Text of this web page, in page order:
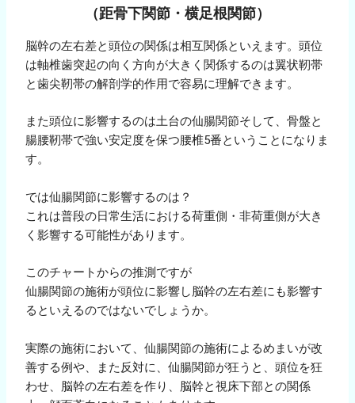
（距骨下関節・横足根関節）
脳幹の左右差と頭位の関係は相互関係といえます。頭位
は軸椎歯突起の向く方向が大きく関係するのは翼状靭帯
と歯尖靭帯の解剖学的作用で容易に理解できます。
また頭位に影響するのは土台の仙腸関節そして、骨盤と
腸腰靭帯で強い安定度を保つ腰椎5番ということになりま
す。
では仙腸関節に影響するのは？
これは普段の日常生活における荷重側・非荷重側が大き
く影響する可能性があります。
このチャートからの推測ですが
仙腸関節の施術が頭位に影響し脳幹の左右差にも影響す
るといえるのではないでしょうか。
実際の施術において、仙腸関節の施術によるめまいが改
善する例や、また反対に、仙腸関節が狂うと、頭位を狂
わせ、脳幹の左右差を作り、脳幹と視床下部との関係